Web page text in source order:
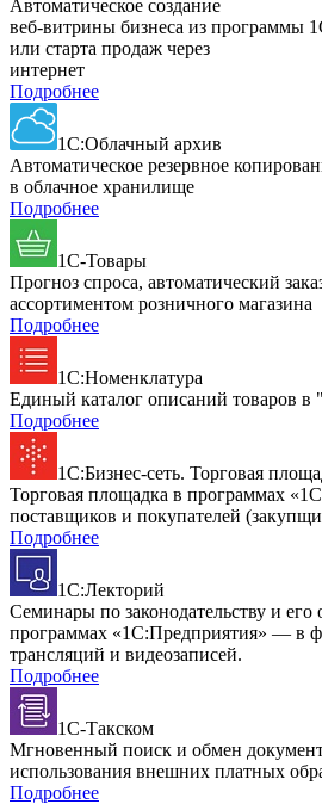
Автоматическое создание
веб-витрины бизнеса из программы
или старта продаж через
интернет
Подробнее
1С:Облачный архив
Автоматическое резервное
в облачное хранилище
Подробнее
1С-Товары
Прогноз спроса, автоматический
ассортиментом розничного магазина
Подробнее
1С:Номенклатура
Единый каталог описаний товаров
Подробнее
1С:Бизнес-сеть. Торговая
Торговая площадка в программах
поставщиков и покупателей
Подробнее
1С:Лекторий
Семинары по законодательству и
программах «1С:Предприятия» — в
трансляций и видеозаписей.
Подробнее
1С-Такском
Мгновенный поиск и обмен
использования внешних платных
Подробнее